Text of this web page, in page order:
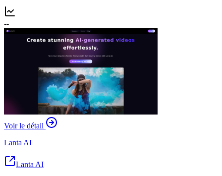
--
Voir le détail
Lanta AI
Lanta AI